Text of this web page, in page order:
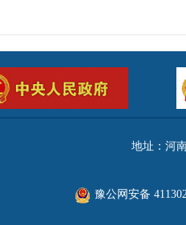
地址：河
豫公网安备